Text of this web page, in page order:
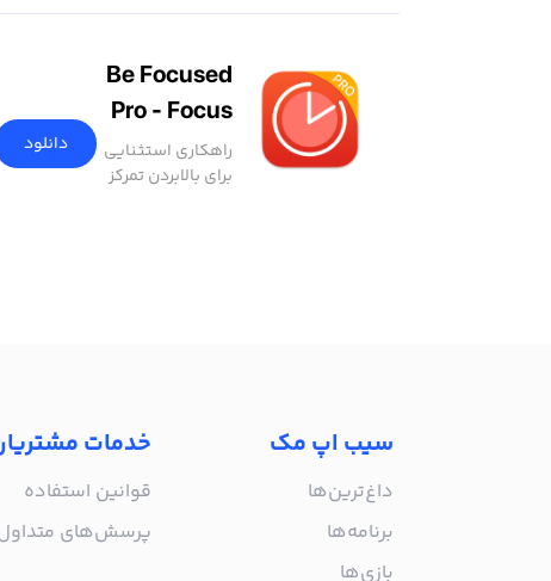
Be Focused
Pro - Focus
Timer
راهکاری استثنایی
برای بالابردن تمرکز
دانلود
سیب اپ مک
داغ‌ترین‌ها
برنامه‌ها
بازی‌ها
خدمات
قوانین استفاده
پرسش‌های